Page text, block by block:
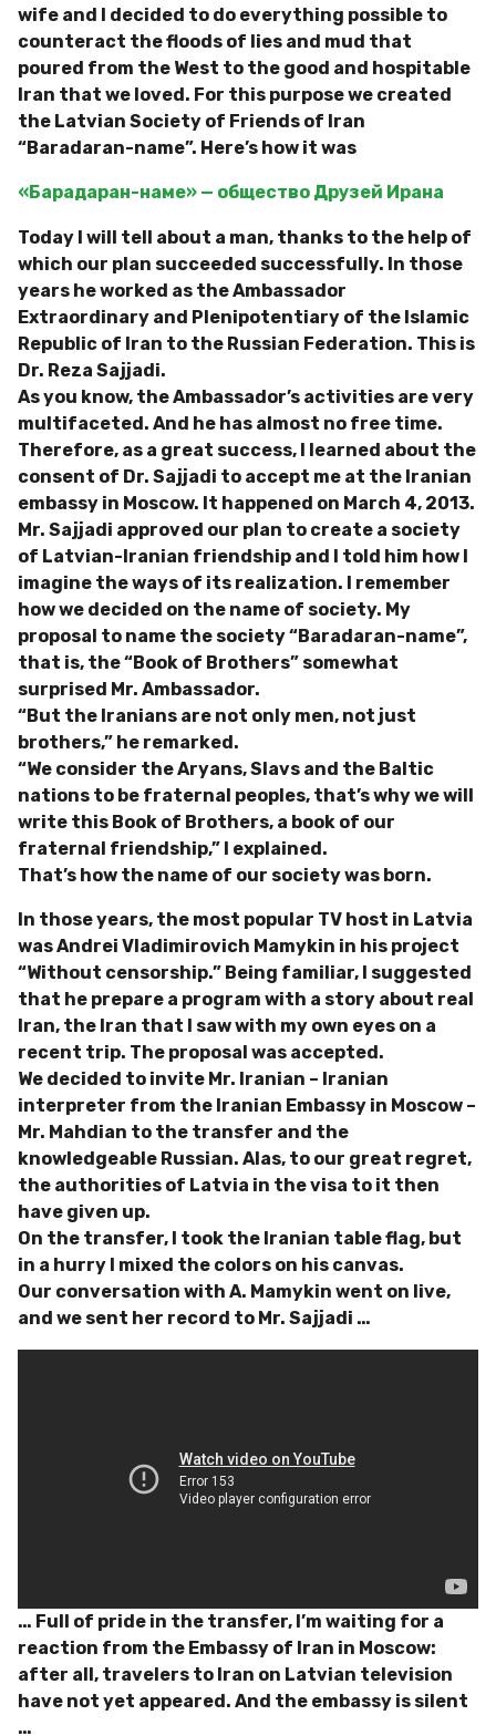
wife and I decided to do everything possible to
counteract the floods of lies and mud that
poured from the West to the good and hospitable
Iran that we loved. For this purpose we created
the Latvian Society of Friends of Iran
“Baradaran-name”. Here’s how it was
«Барадаран-наме» — общество Друзей Ирана
Today I will tell about a man, thanks to the help of
which our plan succeeded successfully. In those
years he worked as the Ambassador
Extraordinary and Plenipotentiary of the Islamic
Republic of Iran to the Russian Federation. This is
Dr. Reza Sajjadi.
As you know, the Ambassador’s activities are very
multifaceted. And he has almost no free time.
Therefore, as a great success, I learned about the
consent of Dr. Sajjadi to accept me at the Iranian
embassy in Moscow. It happened on March 4, 2013.
Mr. Sajjadi approved our plan to create a society
of Latvian-Iranian friendship and I told him how I
imagine the ways of its realization. I remember
how we decided on the name of society. My
proposal to name the society “Baradaran-name”,
that is, the “Book of Brothers” somewhat
surprised Mr. Ambassador.
“But the Iranians are not only men, not just
brothers,” he remarked.
“We consider the Aryans, Slavs and the Baltic
nations to be fraternal peoples, that’s why we will
write this Book of Brothers, a book of our
fraternal friendship,” I explained.
That’s how the name of our society was born.
In those years, the most popular TV host in Latvia
was Andrei Vladimirovich Mamykin in his project
“Without censorship.” Being familiar, I suggested
that he prepare a program with a story about real
Iran, the Iran that I saw with my own eyes on a
recent trip. The proposal was accepted.
We decided to invite Mr. Iranian – Iranian
interpreter from the Iranian Embassy in Moscow –
Mr. Mahdian to the transfer and the
knowledgeable Russian. Alas, to our great regret,
the authorities of Latvia in the visa to it then
have given up.
On the transfer, I took the Iranian table flag, but
in a hurry I mixed the colors on his canvas.
Our conversation with A. Mamykin went on live,
and we sent her record to Mr. Sajjadi …
… Full of pride in the transfer, I’m waiting for a
reaction from the Embassy of Iran in Moscow:
after all, travelers to Iran on Latvian television
have not yet appeared. And the embassy is silent
…